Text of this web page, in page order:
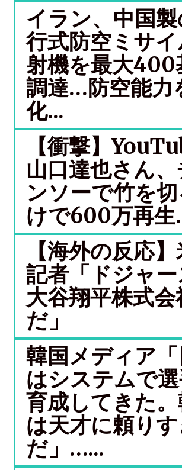
イラン、中国
行式防空ミサ
射機を最大400
調達…防空能力
化...
【衝撃】
山口達也さん、
ンソーで竹を
けで600万再生
【海外の反応
記者「ドジャ
大谷翔平株式会
だ」
韓国メディア
はシステムで
育成してきた。
は天才に頼り
だ」…...